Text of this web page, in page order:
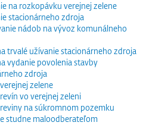
na rozkopávku verejnej zelene
stacionárneho zdroja
nádob na vývoz komunálneho
trvalé užívanie stacionárneho zdroja
vydanie povolenia stavby
zdroja
zelene
vo verejnej zeleni
na súkromnom pozemku
studne maloodberateľom